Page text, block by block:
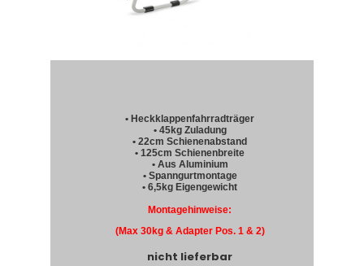
• Heckklappenfahrradträger
• 45kg Zuladung
• 22cm Schienenabstand
• 125cm Schienenbreite
• Aus Aluminium
• Spanngurtmontage
• 6,5kg Eigengewicht
Montagehinweise:
(Max 30kg & Adapter Pos. 1 & 2)
nicht lieferbar